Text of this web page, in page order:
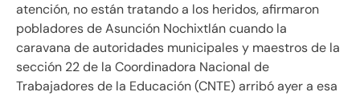
atención, no están tratando a los heridos, afirmaron
pobladores de Asunción Nochixtlán cuando la
caravana de autoridades municipales y maestros de la
sección 22 de la Coordinadora Nacional de
Trabajadores de la Educación (CNTE) arribó ayer a esa